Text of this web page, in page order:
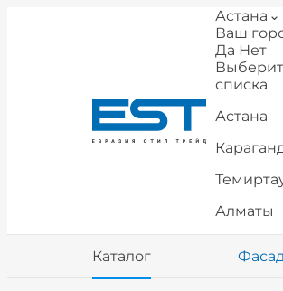
Астана
Ваш
Да Нет
списка
Астана
Алматы
Каталог